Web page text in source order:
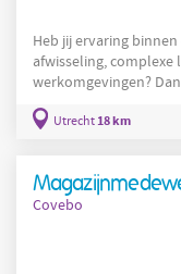
Heb jij ervaring binnen
afwisseling,
werkomgevingen?
iets voor jou. Dit ga je doen Bij DPA staat jouw
centraal. Met
warehousing,
Utrecht18 km
Covebo